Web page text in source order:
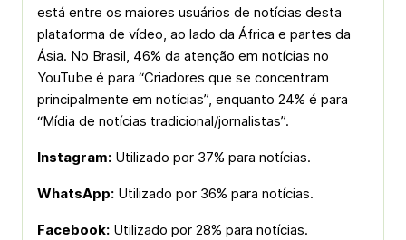
está entre os maiores usuários de notícias desta
plataforma de vídeo, ao lado da África e partes da
Ásia. No Brasil, 46% da atenção em notícias no
YouTube é para “Criadores que se concentram
principalmente em notícias”, enquanto 24% é para
“Mídia de notícias tradicional/jornalistas”.
Instagram: Utilizado por 37% para notícias.
WhatsApp: Utilizado por 36% para notícias.
Facebook: Utilizado por 28% para notícias.